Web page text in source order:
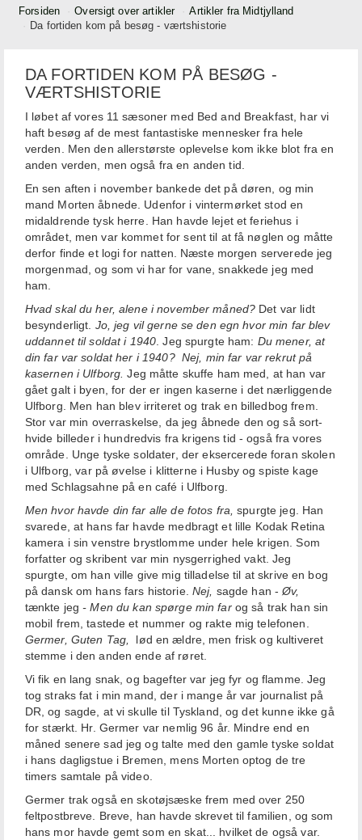
Forsiden Oversigt over artikler
Artikler fra Midtjylland
Da fortiden kom på besøg - værtshistorie
DA FORTIDEN KOM PÅ BESØG -
VÆRTSHISTORIE
I løbet af vores 11 sæsoner med Bed and Breakfast, har vi
haft besøg af de mest fantastiske mennesker fra hele
verden. Men den allerstørste oplevelse kom ikke blot fra en
anden verden, men også fra en anden tid.
En sen aften i november bankede det på døren, og min
mand Morten åbnede. Udenfor i vintermørket stod en
midaldrende tysk herre. Han havde lejet et feriehus i
området, men var kommet for sent til at få nøglen og måtte
derfor finde et logi for natten. Næste morgen serverede jeg
morgenmad, og som vi har for vane, snakkede jeg med
ham.
Hvad skal du her, alene i november måned? Det var lidt
besynderligt. Jo, jeg vil gerne se den egn hvor min far blev
uddannet til soldat i 1940. Jeg spurgte ham: Du mener, at
din far var soldat her i 1940? Nej, min far var rekrut på
kasernen i Ulfborg.Jeg måtte skuffe ham med, at han var
gået galt i byen, for der er ingen kaserne i det nærliggende
Ulfborg. Men han blev irriteret og trak en billedbog frem.
Stor var min overraskelse, da jeg åbnede den og så sort-
hvide billeder i hundredvis fra krigens tid - også fra vores
område. Unge tyske soldater, der eksercerede foran skolen
i Ulfborg, var på øvelse i klitterne i Husby og spiste kage
med Schlagsahne på en café i Ulfborg.
Men hvor havde din far alle de fotos fra, spurgte jeg. Han
svarede, at hans far havde medbragt et lille Kodak Retina
kamera i sin venstre brystlomme under hele krigen. Som
forfatter og skribent var min nysgerrighed vakt. Jeg
spurgte, om han ville give mig tilladelse til at skrive en bog
på dansk om hans fars historie. Nej, sagde han -Øv,
tænkte jeg - Men du kan spørge min far og så trak han sin
mobil frem, tastede et nummer og rakte mig telefonen.
Germer, Guten Tag,
lød en ældre, men frisk og kultiveret
stemme i den anden ende af røret.
Vi fik en lang snak, og bagefter var jeg fyr og flamme. Jeg
tog straks fat i min mand, der i mange år var journalist på
DR, og sagde, at vi skulle til Tyskland, og det kunne ikke gå
for stærkt. Hr. Germer var nemlig 96 år. Mindre end en
måned senere sad jeg og talte med den gamle tyske soldat
i hans dagligstue i Bremen, mens Morten optog de tre
timers samtale på video.
Germer trak også en skotøjsæske frem med over 250
feltpostbreve. Breve, han havde skrevet til familien, og som
hans mor havde gemt som en skat... hvilket de også var.